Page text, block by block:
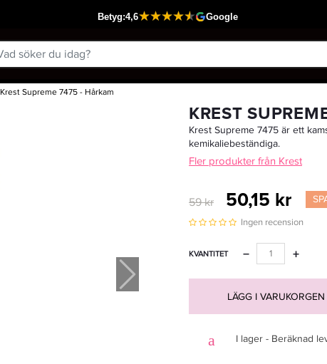
Krest Supreme 7475 - Hårkam
Passar din varukorg
KREST
Krest Supreme 7475 är ett
kemikaliebeständiga.
Fler produkter från Krest
59 kr 50,15 kr
Ingen recension
KVANTITET +
−
LÄGG I VARUKORGEN
I lager - Beräknad